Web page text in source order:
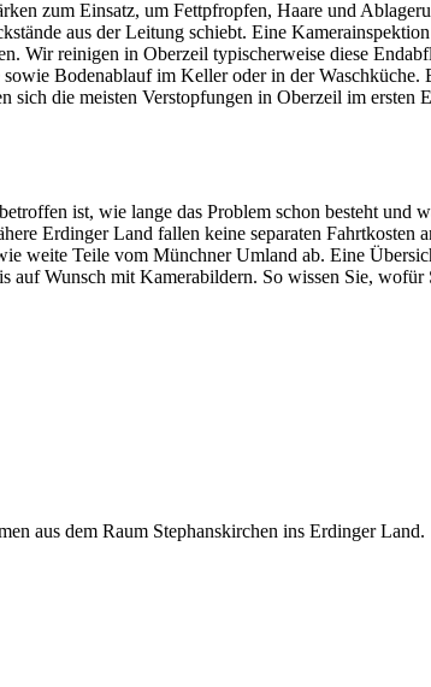
zum Einsatz, um Fettpfropfen, Haare und
aus der Leitung schiebt. Eine
Wir reinigen in Oberzeil typischerweise diese
Bodenablauf im Keller oder in der
die meisten Verstopfungen in Oberzeil im ersten
ist, wie lange das Problem schon besteht und
Erdinger Land fallen keine separaten Fahrtkosten
weite Teile vom Münchner Umland ab. Eine
Wunsch mit Kamerabildern. So wissen Sie,
aus dem Raum Stephanskirchen ins Erdinger Land.